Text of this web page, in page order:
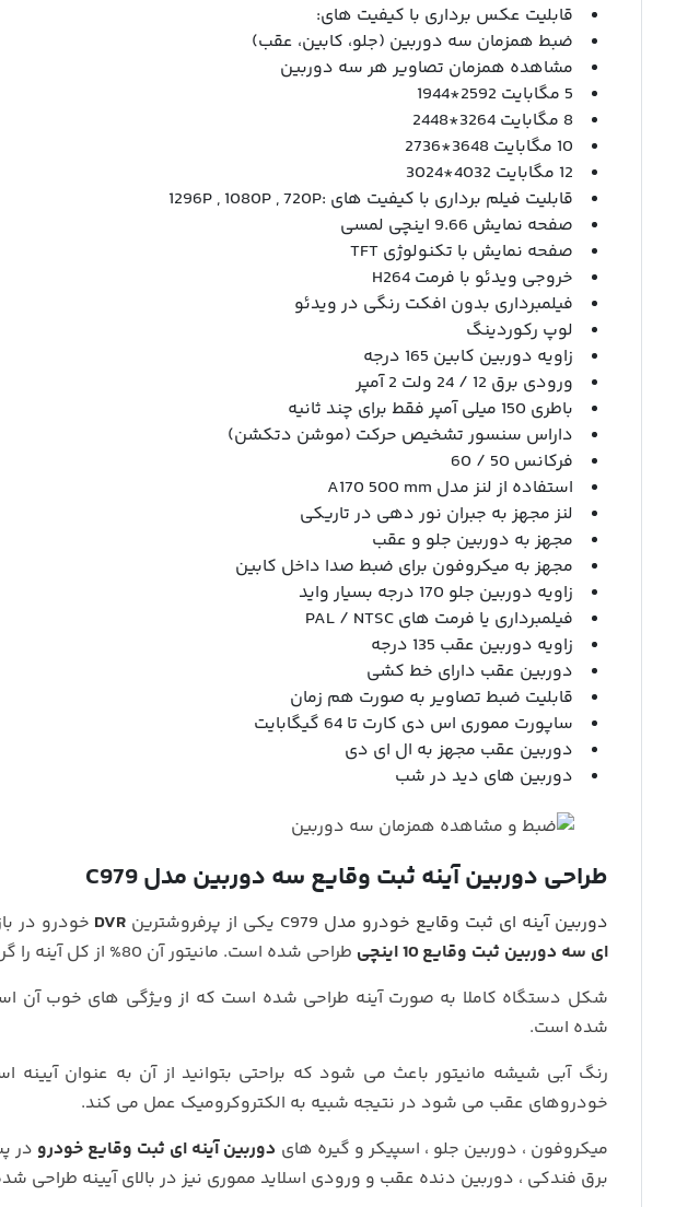
قابلیت عکس برداری با کیفیت های:
ضبط همزمان سه دوربین (جلو، کابین، عقب)
مشاهده همزمان تصاویر هر سه دوربین
5 مگابایت 2592*1944
8 مگابایت 3264*2448
10 مگابایت 3648*2736
12 مگابایت 4032*3024
قابلیت فیلم برداری با کیفیت های :1296P , 1080P , 720P
صفحه نمایش 9.66 اینچی لمسی
صفحه نمایش با تکنولوژی TFT
خروجی ویدئو با فرمت H264
فیلمبرداری بدون افکت رنگی در ویدئو
لوپ رکوردینگ
زاویه دوربین کابین 165 درجه
ورودی برق 12 / 24 ولت 2 آمپر
باطری 150 میلی آمپر فقط برای چند ثانیه
داراس سنسور تشخیص حرکت (موشن دتکشن)
فرکانس 50 / 60
استفاده از لنز مدل A170 500 mm
لنز مجهز به جبران نور دهی در تاریکی
مجهز به دوربین جلو و عقب
مجهز به میکروفون برای ضبط صدا داخل کابین
زاویه دوربین جلو 170 درجه بسیار واید
فیلمبرداری یا فرمت های PAL / NTSC
زاویه دوربین عقب 135 درجه
دوربین عقب دارای خط کشی
قابلیت ضبط تصاویر به صورت هم زمان
ساپورت مموری اس دی کارت تا 64 گیگابایت
دوربین عقب مجهز به ال ای دی
دوربین های دید در شب
طراحی دوربین آینه ثبت وقایع سه دوربین مدل C979
دوربین آینه ای ثبت وقایع خودرو مدل C979 یکی از پرفروشترین DVR خودرو در
ای سه دوربین ثبت وقایع10 اینچی
طراحی شده است. مانیتور آن 80% از کل آینه را گرفته که می تواند تصویری کاملی به شما بدهد.
شکل دستگاه کاملا به صورت آینه طراحی شده است که از ویژگی های خوب آن
شده است.
رنگ آبی شیشه مانیتور باعث می شود که براحتی بتوانید از آن به عنوان
خودروهای عقب می شود در نتیجه شبیه به الکتروکرومیک عمل می کند.
میکروفون ، دوربین جلو ، اسپیکر و گیره های دوربین آینه ای ثبت وقایع خودرو در
برق فندکی ، دوربین دنده عقب و ورودی اسلاید مموری نیز در بالای آیینه طراحی